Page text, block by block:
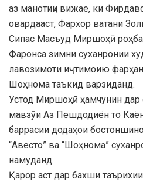
аз манотиқи вижае, ки
овардааст, Фархор ватани
Сипас Масъуд Миршоҳӣ
Фаронса зимни суханронии
лавозимоти иҷтимоию
Шоҳнома таъкид варзиданд.
Устод Миршоҳӣ ҳамчунин дар
мавзӯи Аз Пешдодиён то
баррасии додаҳои
“Авесто” ва “Шоҳнома”
намуданд.
Қарор аст дар бахши